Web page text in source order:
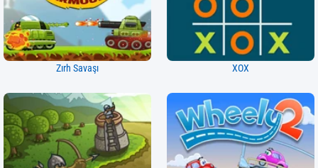
Zırh Savaşı XOX